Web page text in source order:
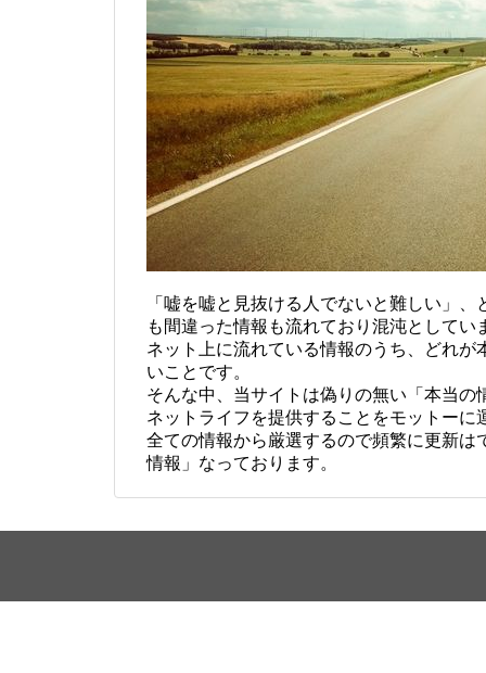
「嘘を嘘と見抜ける人でないと難しい」
も間違った情報も流れており混沌としてい
ネット上に流れている情報のうち、どれ
いことです。
そんな中、当サイトは偽りの無い「本当
ネットライフを提供することをモットーに
全ての情報から厳選するので頻繁に更新
情報」なっております。